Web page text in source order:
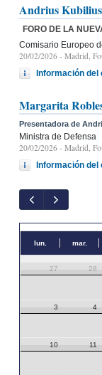
Andrius Kubilius
FORO DE LA
Comisario Europeo
20/02/2026 - Madrid,
Información del
Margarita
Presentadora de
Ministra de Defensa
20/02/2026 - Madrid,
Información del
lun. mar.
27 28
3 4
10 11